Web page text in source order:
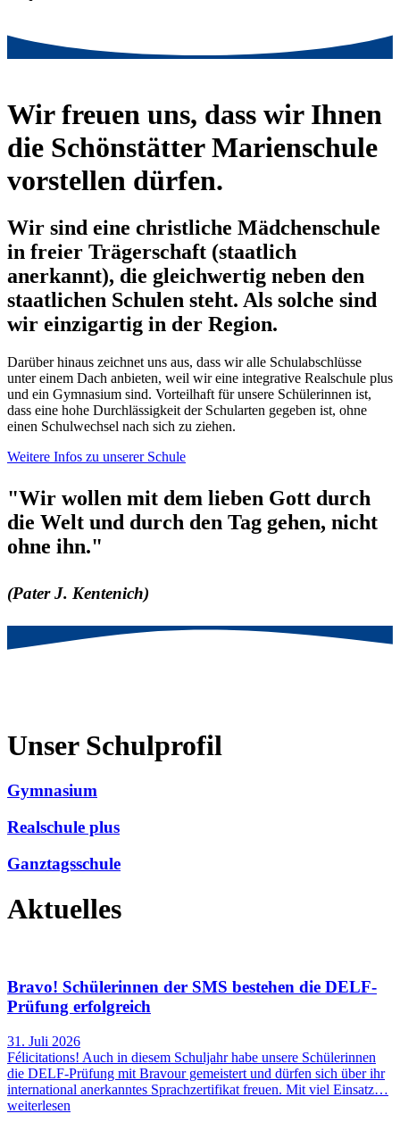
Wir freuen uns, dass wir Ihnen
die Schönstätter Marienschule
vorstellen dürfen.
Wir sind eine christliche Mädchenschule
in freier Trägerschaft (staatlich
anerkannt), die gleichwertig neben den
staatlichen Schulen steht. Als solche sind
wir einzigartig in der Region.
Darüber hinaus zeichnet uns aus, dass wir alle Schulabschlüsse
unter einem Dach anbieten, weil wir eine integrative Realschule plus
und ein Gymnasium sind. Vorteilhaft für unsere Schülerinnen ist,
dass eine hohe Durchlässigkeit der Schularten gegeben ist, ohne
einen Schulwechsel nach sich zu ziehen.
Weitere Infos zu unserer Schule
"Wir wollen mit dem lieben Gott durch
die Welt und durch den Tag gehen, nicht
ohne ihn."
(Pater J. Kentenich)
Unser Schulprofil
Gymnasium
Realschule plus
Ganztagsschule
Aktuelles
Bravo! Schülerinnen der SMS bestehen die DELF-
Prüfung erfolgreich
31. Juli 2026
Félicitations! Auch in diesem Schuljahr habe unsere Schülerinnen
die DELF-Prüfung mit Bravour gemeistert und dürfen sich über ihr
international anerkanntes Sprachzertifikat freuen. Mit viel Einsatz…
weiterlesen